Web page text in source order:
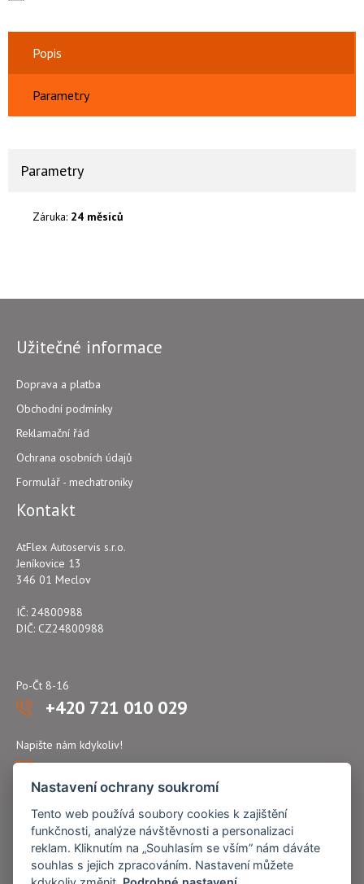
Popis
Parametry
Parametry
Záruka: 24 měsíců
Užitečné informace
Doprava a platba
Obchodní podmínky
Reklamační řád
Ochrana osobních údajů
Formulář - mechatroniky
Kontakt
AtFlex Autoservis s.r.o.
Jeníkovice 13
346 01 Meclov
IČ: 24800988
DIČ: CZ24800988
Po-Čt 8-16
+420 721 010 029
Napište nám kdykoliv!
atflex@seznam.cz
Nastavení ochrany soukromí
Tento web používá soubory cookies k zajištění
funkčnosti, analýze návštěvnosti a personalizaci
reklam. Kliknutím na „Souhlasím se vším” nám dáváte
souhlas s jejich zpracováním. Nastavení můžete